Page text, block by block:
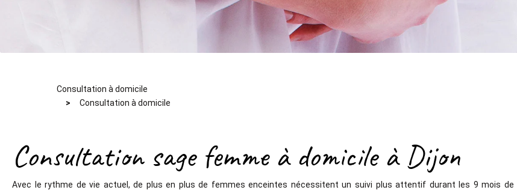
Consultation à domicile
Consultation à domicile
Consultation sage femme à domicile à Dijon
Avec le rythme de vie actuel, de plus en plus de femmes enceintes nécessitent un suivi plus attentif durant les 9 mois